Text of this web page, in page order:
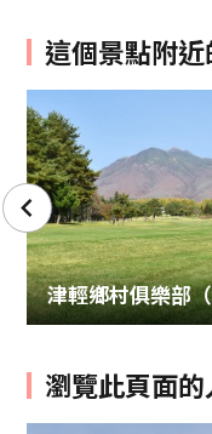
這個景點附
瀏覽此頁面